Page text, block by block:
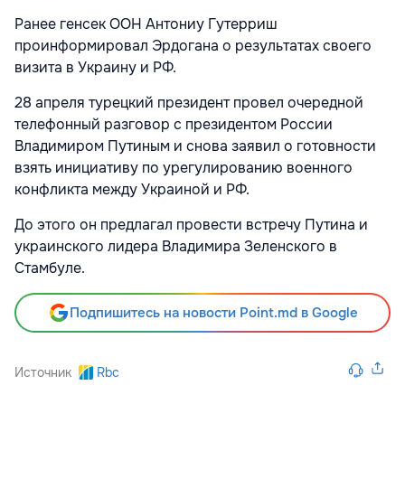
Ранее генсек ООН Антониу Гутерриш
проинформировал Эрдогана о результатах своего
визита в Украину и РФ.
28 апреля турецкий президент провел очередной
телефонный разговор с президентом России
Владимиром Путиным и снова заявил о готовности
взять инициативу по урегулированию военного
конфликта между Украиной и РФ.
До этого он предлагал провести встречу Путина и
украинского лидера Владимира Зеленского в
Стамбуле.
Подпишитесь на новости Point.md в Google
Источник Rbc